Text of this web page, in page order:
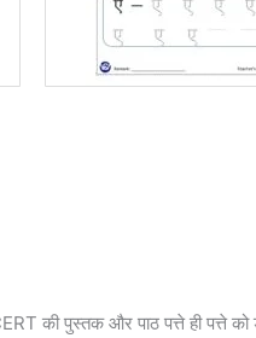
की पुस्तक और पाठ पत्ते ही